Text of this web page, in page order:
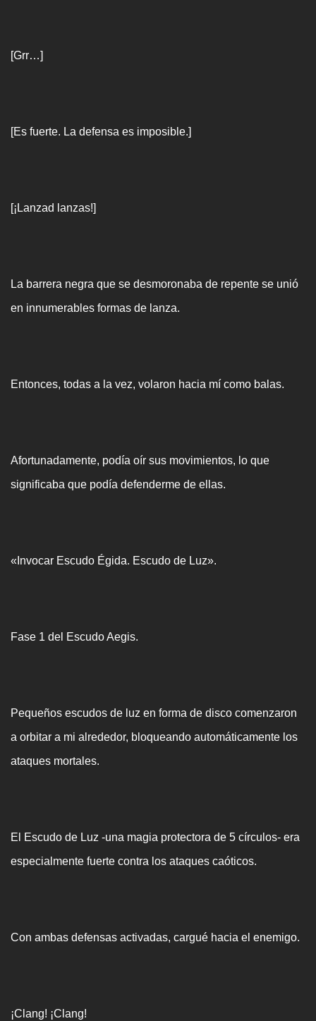
[Grr…]
[Es fuerte. La defensa es imposible.]
[¡Lanzad lanzas!]
La barrera negra que se desmoronaba de repente se unió
en innumerables formas de lanza.
Entonces, todas a la vez, volaron hacia mí como balas.
Afortunadamente, podía oír sus movimientos, lo que
significaba que podía defenderme de ellas.
«Invocar Escudo Égida. Escudo de Luz».
Fase 1 del Escudo Aegis.
Pequeños escudos de luz en forma de disco comenzaron
a orbitar a mi alrededor, bloqueando automáticamente los
ataques mortales.
El Escudo de Luz -una magia protectora de 5 círculos- era
especialmente fuerte contra los ataques caóticos.
Con ambas defensas activadas, cargué hacia el enemigo.
¡Clang! ¡Clang!